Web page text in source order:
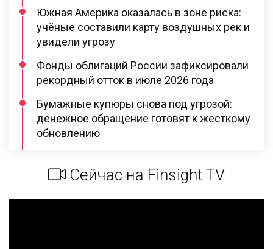
Южная Америка оказалась в зоне риска:
учёные составили карту воздушных рек и
увидели угрозу
Фонды облигаций России зафиксировали
рекордный отток в июле 2026 года
Бумажные купюры снова под угрозой:
денежное обращение готовят к жесткому
обновлению
Сейчас на Finsight TV